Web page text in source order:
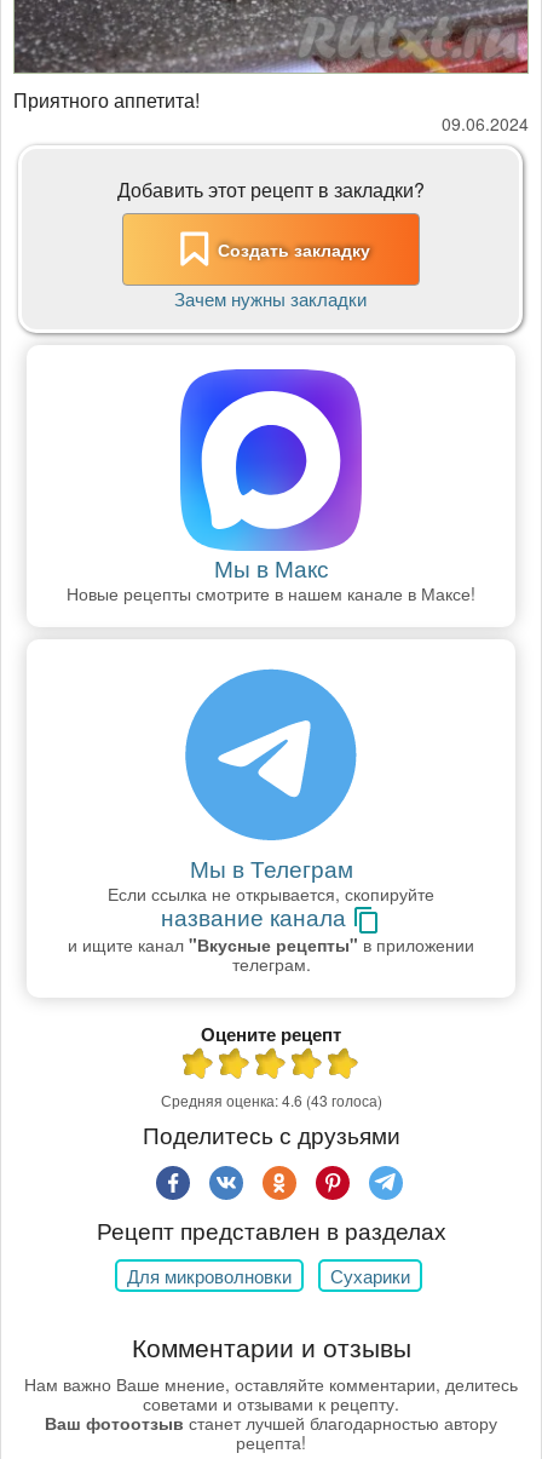
Приятного аппетита!
09.06.2024
Добавить этот рецепт в закладки?
Создать закладку
Зачем нужны закладки
Мы в Макс
Новые рецепты смотрите в нашем канале в Максе!
Мы в Телеграм
Если ссылка не открывается, скопируйте
название канала
и ищите канал "Вкусные рецепты" в приложении
телеграм.
Оцените рецепт
Средняя оценка:4.6 (43 голоса)
Поделитесь с друзьями
Рецепт представлен в разделах
Для микроволновки Сухарики
Комментарии и отзывы
Нам важно Ваше мнение, оставляйте комментарии, делитесь
советами и отзывами к рецепту.
Ваш фотоотзыв станет лучшей благодарностью автору
рецепта!